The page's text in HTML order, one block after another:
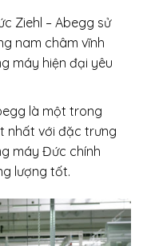
Ziehl – Abegg sử
nam châm vĩnh
máy hiện đại yêu
là một trong
nhất với đặc trưng
máy Đức chính
lượng tốt.